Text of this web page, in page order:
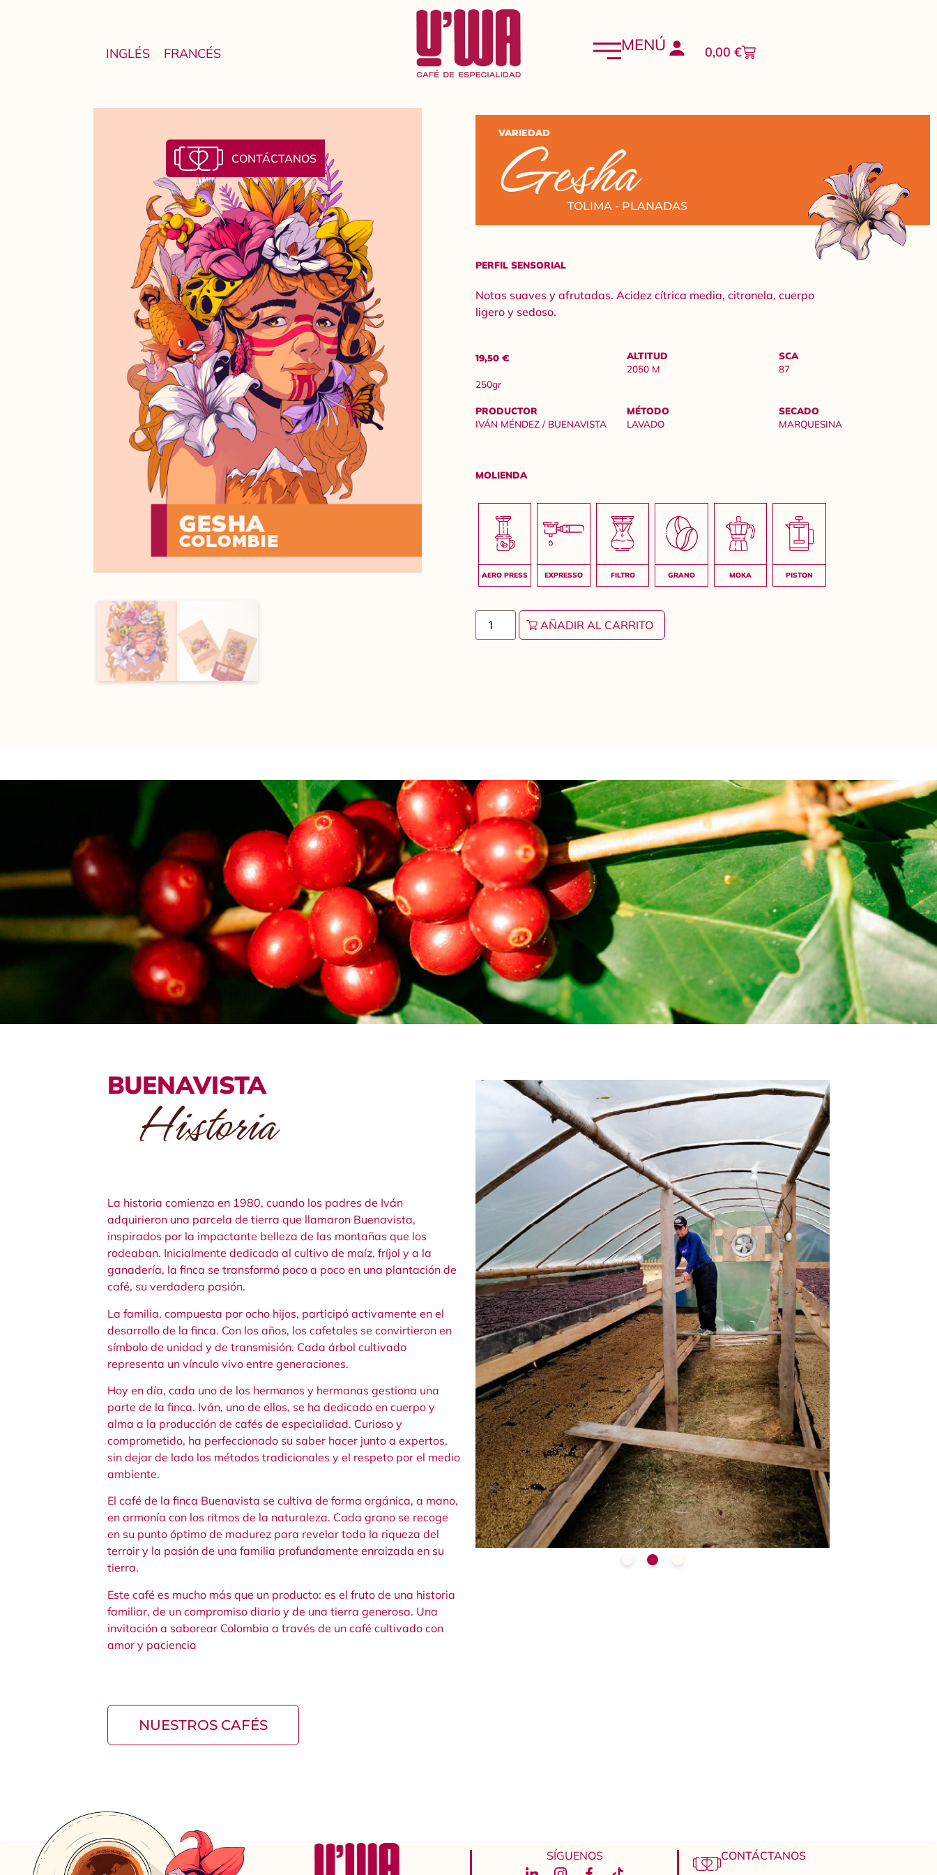
INGLÉS FRANCÉS MENÚ 0,00€
VARIEDAD
Gesha
TOLIMA - PLANADAS
PERFIL SENSORIAL
Notas suaves y afrutadas. Acidez cítrica media, citronela, cuerpo
ligero y sedoso.
19,50 €
250gr
ALTITUD
2050 M
SCA
87
PRODUCTOR
IVÁN MÉNDEZ / BUENAVISTA
MÉTODO
LAVADO
SECADO
MARQUESINA
MOLIENDA
AÑADIR AL CARRITO
BUENAVISTA
Historia
La historia comienza en 1980, cuando los padres de Iván
adquirieron una parcela de tierra que llamaron Buenavista,
inspirados por la impactante belleza de las montañas que los
rodeaban. Inicialmente dedicada al cultivo de maíz, fríjol y a la
ganadería, la finca se transformó poco a poco en una plantación de
café, su verdadera pasión.
La familia, compuesta por ocho hijos, participó activamente en el
desarrollo de la finca. Con los años, los cafetales se convirtieron en
símbolo de unidad y de transmisión. Cada árbol cultivado
representa un vínculo vivo entre generaciones.
Hoy en día, cada uno de los hermanos y hermanas gestiona una
parte de la finca. Iván, uno de ellos, se ha dedicado en cuerpo y
alma a la producción de cafés de especialidad. Curioso y
comprometido, ha perfeccionado su saber hacer junto a expertos,
sin dejar de lado los métodos tradicionales y el respeto por el medio
ambiente.
El café de la finca Buenavista se cultiva de forma orgánica, a mano,
en armonía con los ritmos de la naturaleza. Cada grano se recoge
en su punto óptimo de madurez para revelar toda la riqueza del
terroir y la pasión de una familia profundamente enraizada en su
tierra.
Este café es mucho más que un producto: es el fruto de una historia
familiar, de un compromiso diario y de una tierra generosa. Una
invitación a saborear Colombia a través de un café cultivado con
amor y paciencia
NUESTROS CAFÉS
SÍGUENOS CONTÁCTANOS
CONTÁCTANOS